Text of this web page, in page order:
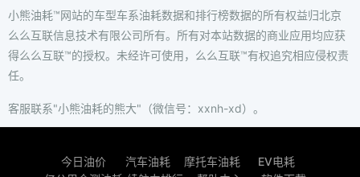
小熊油耗™网站的车型车系油耗数据和排行榜数据的所有权益归北京
么么互联信息技术有限公司所有。所有对本站数据的商业应用均应获
得么么互联™的授权。未经许可使用，么么互联™有权追究相应侵权责
任。
客服联系"小熊油耗的熊大"（微信号：xxnh-xd）。
今日油价 汽车油耗 摩托车油耗
EV电耗